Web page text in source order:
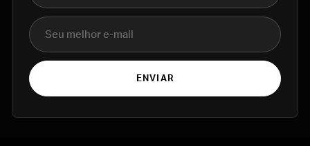
E-mail
ENVIAR